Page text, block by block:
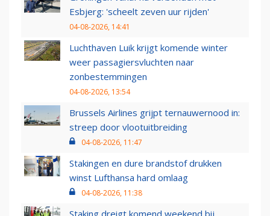
Esbjerg: 'scheelt zeven uur rijden'
04-08-2026, 14:41
Luchthaven Luik krijgt komende winter
weer passagiersvluchten naar
zonbestemmingen
04-08-2026, 13:54
Brussels Airlines grijpt ternauwernood in:
streep door vlootuitbreiding
04-08-2026, 11:47
Stakingen en dure brandstof drukken
winst Lufthansa hard omlaag
04-08-2026, 11:38